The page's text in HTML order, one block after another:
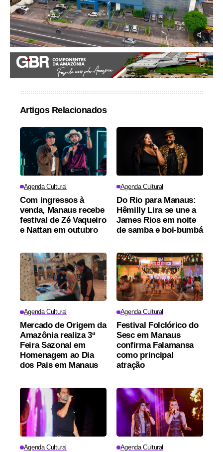
Artigos Relacionados
Agenda Cultural
Com ingressos à
venda, Manaus recebe
festival de Zé Vaqueiro
e Nattan em outubro
Agenda Cultural
Do Rio para Manaus:
Hêmilly Lira se une a
James Rios em noite
de samba e boi-bumbá
Agenda Cultural
Mercado de Origem da
Amazônia realiza 3ª
Feira Sazonal em
Homenagem ao Dia
dos Pais em Manaus
Agenda Cultural
Festival Folclórico do
Sesc em Manaus
confirma Falamansa
como principal
atração
Agenda Cultural Agenda Cultural